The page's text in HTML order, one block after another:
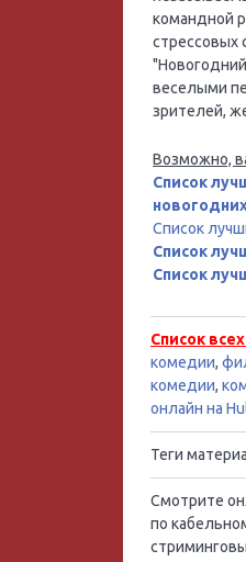
командной
стрессовых
веселыми
зрителей,
Возможно,
Список
Список
Список
Список
Список
комедии,
комедии,
онлайн на
Теги
Смотрите
по